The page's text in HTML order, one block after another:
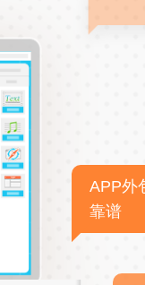
APP外
靠谱